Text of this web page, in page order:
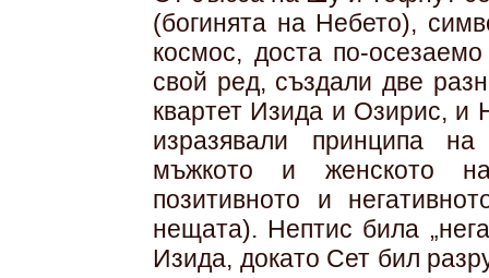
(богинята на Небето),
космос, доста по-
свой ред, създали две
квартет Изида и Озирис, и
изразявали принципа
мъжкото и женското
позитивното и
нещата). Нептис била
Изида, докато Сет бил